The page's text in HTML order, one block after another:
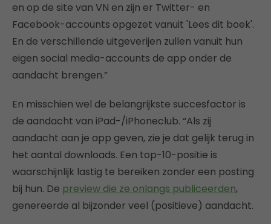
en op de site van VN en zijn er Twitter- en
Facebook-accounts opgezet vanuit 'Lees dit boek'.
En de verschillende uitgeverijen zullen vanuit hun
eigen social media-accounts de app onder de
aandacht brengen.”
En misschien wel de belangrijkste succesfactor is
de aandacht van iPad-/iPhoneclub. “Als zij
aandacht aan je app geven, zie je dat gelijk terug in
het aantal downloads. Een top-10-positie is
waarschijnlijk lastig te bereiken zonder een posting
bij hun. De preview die ze onlangs publiceerden,
genereerde al bijzonder veel (positieve) aandacht.